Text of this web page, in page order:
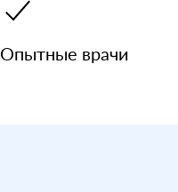
Опытные врачи